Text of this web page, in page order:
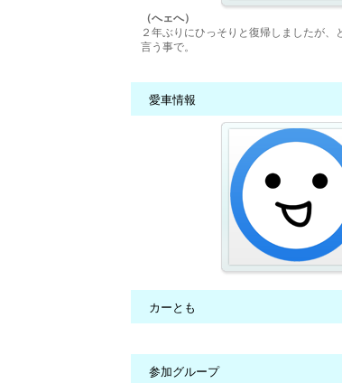
（へェへ）
２年ぶりにひっそりと復帰しましたが、
言う事で。
愛車情報
カーとも
参加グループ